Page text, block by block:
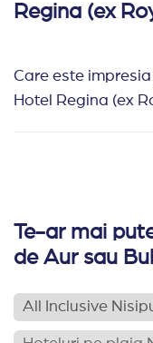
Regina (ex
Care este
Hotel Regina (ex
Te-ar mai
de Aur sau
All Inclusive